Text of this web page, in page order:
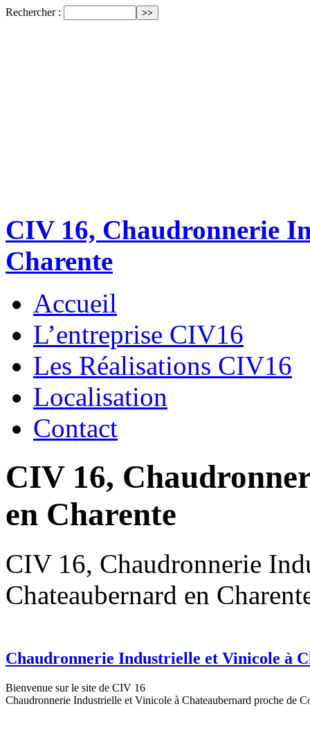
Rechercher :
CIV 16, Chaudronnerie
Charente
Accueil
L’entreprise CIV16
Les Réalisations CIV16
Localisation
Contact
CIV 16,
en Charente
CIV 16, Chaudronnerie
Chateaubernard en
Chaudronnerie Industrielle et Vinicole à
Bienvenue sur le site de CIV 16
Chaudronnerie Industrielle et Vinicole à Chateaubernard proche de